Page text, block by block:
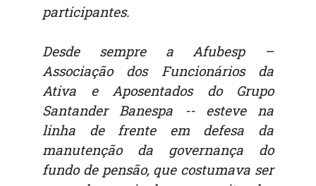
participantes.
Desde sempre a Afubesp –
Associação dos Funcionários da
Ativa e Aposentados do Grupo
Santander Banespa -- esteve na
linha de frente em defesa da
manutenção da governança do
fundo de pensão, que costumava ser